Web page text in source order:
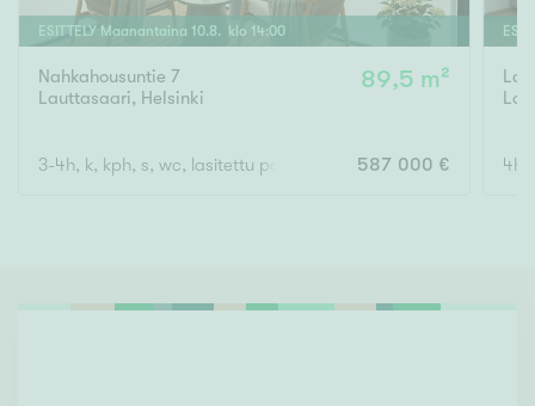
ESITTELY Maanantaina 10.8. klo 14:00
Nahkahousuntie 7
Lauttasaari, Helsinki
89,5 m²
3-4h, k, kph, s, wc, lasitettu parveke 587 000 € 4h,